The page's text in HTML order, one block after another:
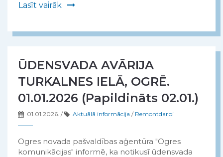
Lasīt vairāk
ŪDENSVADA AVĀRIJA
TURKALNES IELĀ, OGRĒ.
01.01.2026 (Papildināts 02.01.)
01.01.2026. / Aktuālā informācija / Remontdarbi
Ogres novada pašvaldības aģentūra "Ogres
komunikācijas" informē, ka notikusī ūdensvada